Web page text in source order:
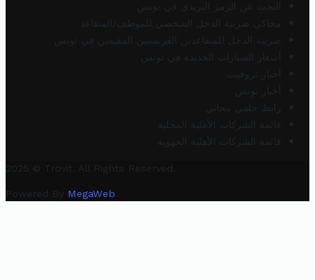
البحث عن الرمز البريدي في تونس
محاكي ضريبة الدخل الشخصي للموظف/المتقاعد
ضريبة الدخل للمتقاعدين الفرنسيين المقيمين في تونس
أسعار السيارات الجديدة في تونس
أخبار تروفيت
أخبار تونس
رابط خلفي مجاني
قائمة الشركات الأهلية المحلية
قائمة الشركات الأهلية الجهوية
2025 © Trovit. All Rights Reserved.
Powered By MegaWeb